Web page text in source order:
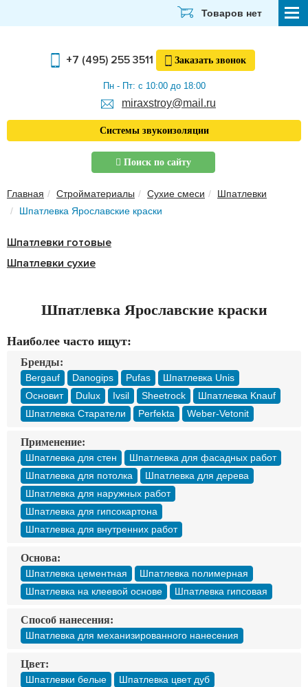
ОТДЕЛОЧНЫЕ МАТЕРИАЛЫ
ЭЛЕКТРИКА И ОСВЕЩЕНИЕ
ЗВУКОИЗОЛЯЦИЯ
Главная
Доставка
Контакты
Войти в магазин Регистрация
Товаров нет
+7 (495) 255 3511 Заказать звонок
Пн - Пт: с 10:00 до 18:00
miraxstroy@mail.ru
Системы звукоизоляции
Поиск по сайту
Главная Стройматериалы Сухие смеси
Шпатлевки
Шпатлевка Ярославские краски
Шпатлевки готовые
Шпатлевки сухие
Шпатлевка Ярославские краски
Наиболее часто ищут:
Бренды:
Bergauf Danogips Pufas
Шпатлевка Unis
Основит
Dulux Ivsil Sheetrock
Шпатлевка Knauf
Шпатлевка Старатели
Perfekta Weber-Vetonit
Применение:
Шпатлевка для стен
Шпатлевка для фасадных работ
Шпатлевка для потолка
Шпатлевка для дерева
Шпатлевка для наружных работ
Шпатлевка для гипсокартона
Шпатлевка для внутренних работ
Основа:
Шпатлевка цементная
Шпатлевка полимерная
Шпатлевка на клеевой основе
Шпатлевка гипсовая
Способ нанесения:
Шпатлевка для механизированного нанесения
Цвет:
Шпатлевки белые
Шпатлевка цвет дуб